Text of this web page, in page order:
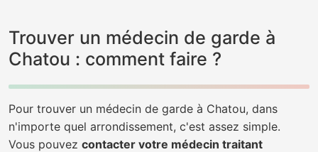
Trouver un médecin de garde à
Chatou : comment faire ?
Pour trouver un médecin de garde à Chatou, dans
n'importe quel arrondissement, c'est assez simple.
Vous pouvez contacter votre médecin traitant